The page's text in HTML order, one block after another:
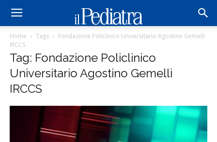
Home Tags
Fondazione Policlinico Universitario Agostino Gemelli
IRCCS
Tag: Fondazione Policlinico
Universitario Agostino Gemelli
IRCCS